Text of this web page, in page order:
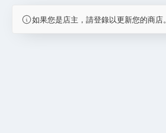
如果您是店主，請登錄以更新您的商店。